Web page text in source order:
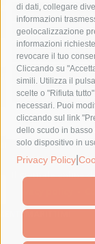
di dati, collegare
informazioni
geolocalizzazione
informazioni
revocare il tuo
Cliccando su
simili. Utilizza il
scelte o "Rifiuta
necessari. Puoi
cliccando sul link
dello scudo in
solo dispositivo in
Privacy Policy
massimo coppola
penisola
protezione civile
sindaco cuomo
turismo
Vico
© 2015
Il giornale online